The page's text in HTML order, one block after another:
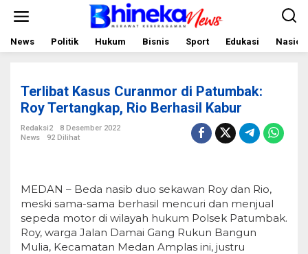
News Politik Hukum Bisnis Sport Edukasi
Terlibat Kasus Curanmor di Patumbak:
Roy Tertangkap, Rio Berhasil Kabur
Redaksi2
8 Desember 2022
News
92 Dilihat
MEDAN – Beda nasib duo sekawan Roy dan Rio,
meski sama-sama berhasil mencuri dan menjual
sepeda motor di wilayah hukum Polsek Patumbak.
Roy, warga Jalan Damai Gang Rukun Bangun
Mulia, Kecamatan Medan Amplas ini, justru